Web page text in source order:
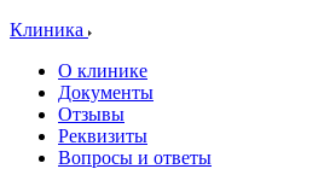
Клиника
О клинике
Документы
Отзывы
Реквизиты
Вопросы и ответы